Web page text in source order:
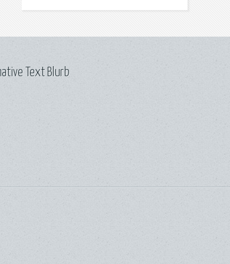
Text Blurb